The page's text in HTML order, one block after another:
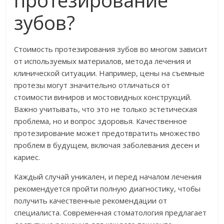
зубов?
Стоимость протезирования зубов во многом зависит
от используемых материалов, метода лечения и
клинической ситуации. Например, цены на съемные
протезы могут значительно отличаться от
стоимости виниров и мостовидных конструкций.
Важно учитывать, что это не только эстетическая
проблема, но и вопрос здоровья. Качественное
протезирование может предотвратить множество
проблем в будущем, включая заболевания десен и
кариес.
Каждый случай уникален, и перед началом лечения
рекомендуется пройти полную диагностику, чтобы
получить качественные рекомендации от
специалиста. Современная стоматология предлагает